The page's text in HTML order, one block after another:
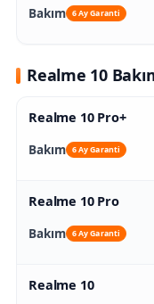
Bakım 6 Ay Garanti
Realme 10
Realme 10 Pro+
Bakım 6 Ay Garanti
Realme 10 Pro
Bakım 6 Ay Garanti
Realme 10